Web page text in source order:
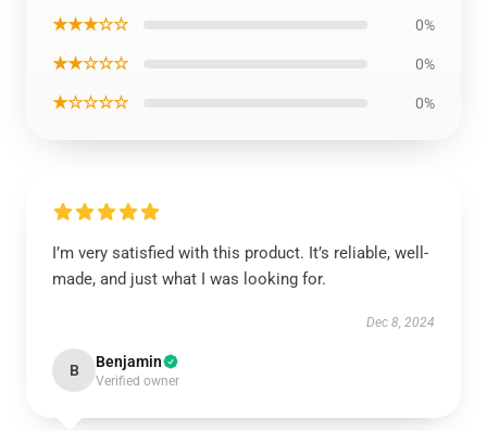
★★★☆☆ 0%
★★☆☆☆ 0%
★☆☆☆☆ 0%
I’m very satisfied with this product. It’s reliable, well-
made, and just what I was looking for.
Dec 8, 2024
B Benjamin
Verified owner